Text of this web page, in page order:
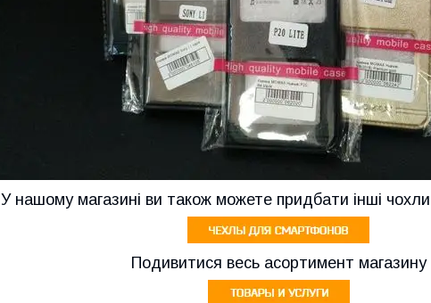
У нашому магазині ви також можете придбати інші
Подивитися весь асортимент магазину